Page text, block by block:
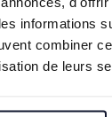
informations
combiner
de leurs